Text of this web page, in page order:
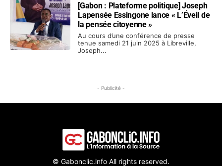
[Gabon : Plateforme politique] Joseph
Lapensée Essingone lance « L’Éveil de
la pensée citoyenne »
Au cours d’une conférence de presse
tenue samedi 21 juin 2025 à Libreville,
Joseph...
- Publicité -
© Gabonclic.info All rights reserved.